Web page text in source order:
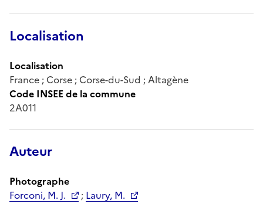
Localisation
Localisation
France ; Corse ; Corse-du-Sud ; Altagène
Code INSEE de la commune
2A011
Auteur
Photographe
Forconi, M. J.
; Laury, M.